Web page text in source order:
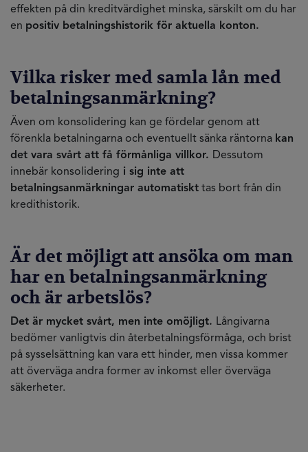
effekten på din kreditvärdighet minska, särskilt om du har
en positiv betalningshistorik för aktuella konton.
Vilka risker med samla lån med
betalningsanmärkning?
Även om konsolidering kan ge fördelar genom att
förenkla betalningarna och eventuellt sänka räntorna kan
det vara svårt att få förmånliga villkor. Dessutom
innebär konsolidering i sig inte att
betalningsanmärkningar automatiskt tas bort från din
kredithistorik.
Är det möjligt att ansöka om man
har en betalningsanmärkning
och är arbetslös?
Det är mycket svårt, men inte omöjligt. Långivarna
bedömer vanligtvis din återbetalningsförmåga, och brist
på sysselsättning kan vara ett hinder, men vissa kommer
att överväga andra former av inkomst eller överväga
säkerheter.